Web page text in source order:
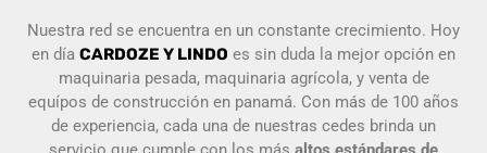
Nuestra red se encuentra en un constante crecimiento. Hoy
en día CARDOZE Y LINDO es sin duda la mejor opción en
maquinaria pesada, maquinaria agrícola, y venta de
equípos de construcción en panamá. Con más de 100 años
de experiencia, cada una de nuestras cedes brinda un